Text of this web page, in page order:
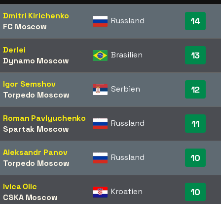
Dmitri Kirichenko
FC Moscow
Russland 14
Derlei
Dynamo Moscow
Brasilien 13
Igor Semshov
Torpedo Moscow
Serbien 12
Roman Pavlyuchenko
Spartak Moscow
Russland 11
Aleksandr Panov
Torpedo Moscow
Russland 10
Ivica Olic
CSKA Moscow
Kroatien 10